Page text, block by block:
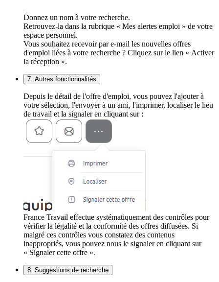
Donnez un nom à votre recherche.
Retrouvez-la dans la rubrique « Mes alertes emploi » de votre
espace personnel.
Vous souhaitez recevoir par e-mail les nouvelles offres
d'emploi liées à votre recherche ? Cliquez sur le lien « Activer
la réception ».
7. Autres fonctionnalités
Depuis le détail de l'offre d'emploi, vous pouvez l'ajouter à
votre sélection, l'envoyer à un ami, l'imprimer, localiser le lieu
de travail et la signaler en cliquant sur :
France Travail effectue systématiquement des contrôles pour
vérifier la légalité et la conformité des offres diffusées. Si
malgré ces contrôles vous constatez des contenus
inappropriés, vous pouvez nous le signaler en cliquant sur
« Signaler cette offre ».
8. Suggestions de recherche